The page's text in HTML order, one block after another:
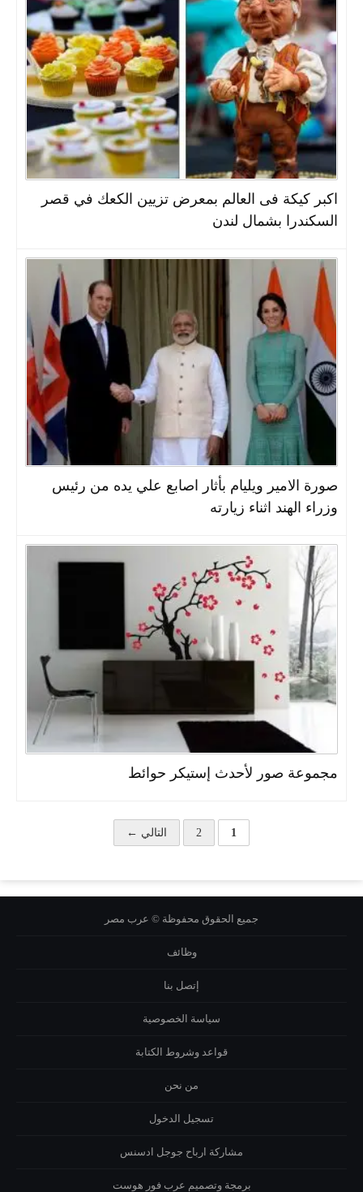
اكبر كيكة فى العالم بمعرض تزيين الكعك في قصر
السكندرا بشمال لندن
صورة الامير ويليام بأثار اصابع علي يده من رئيس
وزراء الهند اثناء زيارته
مجموعة صور لأحدث إستيكر حوائط
1
2 التالي ←
جميع الحقوق محفوظة © عرب مصر
وظائف
إتصل بنا
سياسة الخصوصية
قواعد وشروط الكتابة
من نحن
تسجيل الدخول
مشاركة ارباح جوجل ادسنس
برمجة وتصميم عرب فور هوست